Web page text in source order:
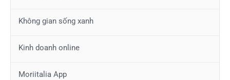
Không gian sống xanh
Kinh doanh online
Moriitalia App